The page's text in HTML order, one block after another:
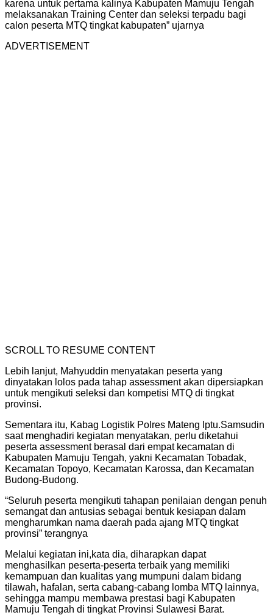
karena untuk pertama kalinya Kabupaten Mamuju Tengah
melaksanakan Training Center dan seleksi terpadu bagi
calon peserta MTQ tingkat kabupaten” ujarnya
ADVERTISEMENT
SCROLL TO RESUME CONTENT
Lebih lanjut, Mahyuddin menyatakan peserta yang
dinyatakan lolos pada tahap assessment akan dipersiapkan
untuk mengikuti seleksi dan kompetisi MTQ di tingkat
provinsi.
Sementara itu, Kabag Logistik Polres Mateng Iptu.Samsudin
saat menghadiri kegiatan menyatakan, perlu diketahui
peserta assessment berasal dari empat kecamatan di
Kabupaten Mamuju Tengah, yakni Kecamatan Tobadak,
Kecamatan Topoyo, Kecamatan Karossa, dan Kecamatan
Budong-Budong.
“Seluruh peserta mengikuti tahapan penilaian dengan penuh
semangat dan antusias sebagai bentuk kesiapan dalam
mengharumkan nama daerah pada ajang MTQ tingkat
provinsi” terangnya
Melalui kegiatan ini,kata dia, diharapkan dapat
menghasilkan peserta-peserta terbaik yang memiliki
kemampuan dan kualitas yang mumpuni dalam bidang
tilawah, hafalan, serta cabang-cabang lomba MTQ lainnya,
sehingga mampu membawa prestasi bagi Kabupaten
Mamuju Tengah di tingkat Provinsi Sulawesi Barat.